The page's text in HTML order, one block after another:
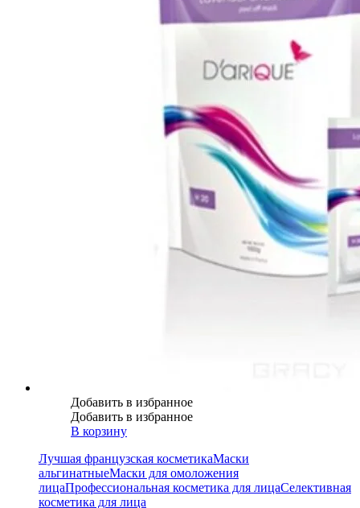
Добавить в избранное
Добавить в избранное
В корзину
Лучшая французская косметикаМаски
альгинатныеМаски для омоложения
лицаПрофессиональная косметика для лицаСелективная
косметика для лица